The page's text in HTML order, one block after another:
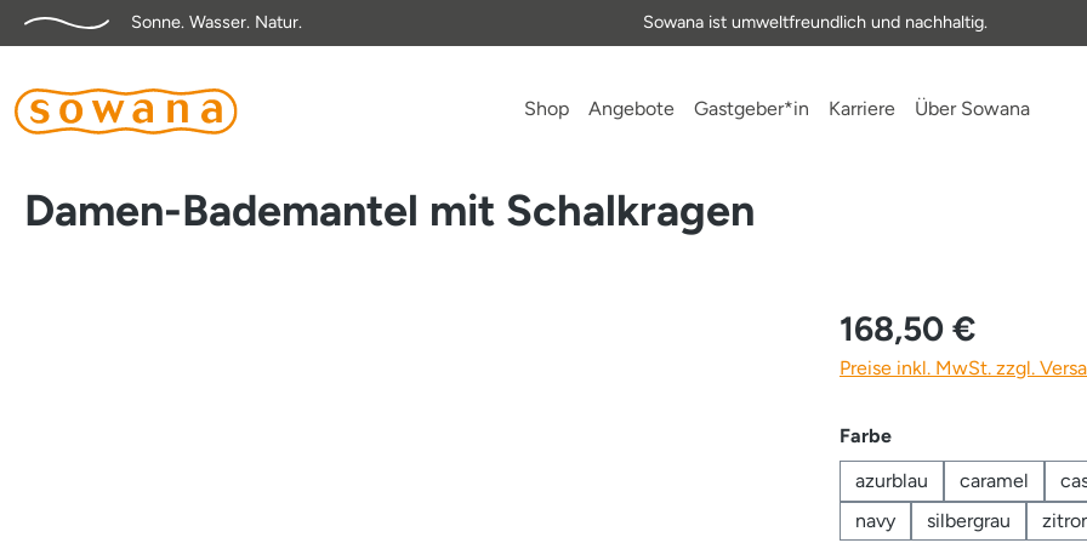
Zur Hauptnavigation springen
Sonne. Wasser. Natur. Sowana ist umweltfreundlich und nachhaltig.
Shop Angebote Gastgeber*in Karriere Über Sowana
Damen-Bademantel mit Schalkragen
168,50 €
Preise inkl. MwSt. zzgl.
Farbeauswählen
azurblau
caramel
navy
silbergrau